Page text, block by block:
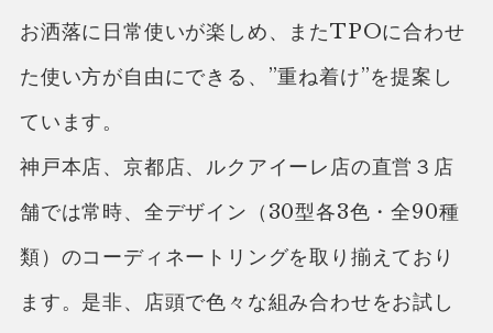
お洒落に日常使いが楽しめ、またTPOに合わせ
た使い方が自由にできる、”重ね着け”を提案し
ています。
神戸本店、京都店、ルクアイーレ店の直営３店
舗では常時、全デザイン（30型各3色・全90種
類）のコーディネートリングを取り揃えており
ます。是非、店頭で色々な組み合わせをお試し